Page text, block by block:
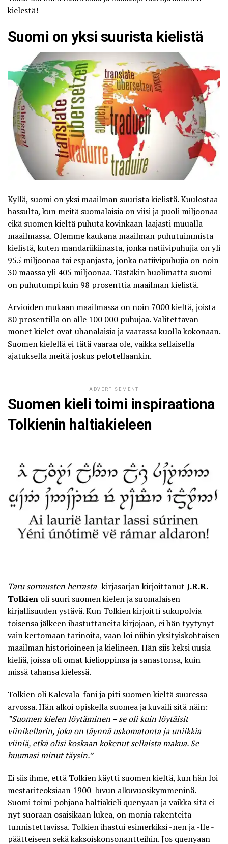
kielestä!
Suomi on yksi suurista kielistä
Kyllä, suomi onyksi maailman suurista kielistä. Kuulostaa
hassulta, kun meitä suomalaisia on viisi ja puoli miljoonaa
eikä suomen kieltä puhuta kovinkaan laajasti muualla
maailmassa. Olemme kaukana maailman puhutuimmista
kielistä, kuten mandariikiinasta, jonka natiivipuhujia on yli
955 miljoonaa tai espanjasta, jonka natiivipuhujia on noin
30 maassa yli 405 miljoonaa. Tästäkin huolimatta suomi
on puhutumpi kuin 98 prosenttia maailman kielistä.
Arvioiden mukaan maailmassa on noin 7000 kieltä, joista
80 prosentilla on alle 100 000 puhujaa. Valitettavan
monet kielet ovat uhanalaisia ja vaarassa kuolla kokonaan.
Suomen kielellä ei tätä vaaraa ole, vaikka sellaisella
ajatuksella meitä joskus pelotellaankin.
ADVERTISEMENT
Suomen kieli toimi inspiraationa
Tolkienin haltiakieleen
Taru sormusten herrasta-kirjasarjan kirjoittanut J.R.R.
Tolkien oli suuri suomen kielen ja suomalaisen
kirjallisuuden ystävä. Kun Tolkien kirjoitti sukupolvia
toisensa jälkeen ihastuttaneita kirjojaan, ei hän tyytynyt
vain kertomaan tarinoita, vaan loi niihin yksityiskohtaisen
maailman historioineen ja kielineen. Hän siis keksi uusia
kieliä, joissa oli omat kielioppinsa ja sanastonsa, kuin
missä tahansa kielessä.
Tolkien oli Kalevala-fani ja piti suomen kieltä suuressa
arvossa. Hän alkoi opiskella suomea ja kuvaili sitä näin:
”Suomen kielen löytäminen – se oli kuin löytäisit
viinikellarin, joka on täynnä uskomatonta ja uniikkia
viiniä, etkä olisi koskaan kokenut sellaista makua. Se
huumasi minut täysin.”
Ei siis ihme, että Tolkien käytti suomen kieltä, kun hän loi
mestariteoksiaan 1900-luvun alkuvuosikymmeninä.
Suomi toimi pohjana haltiakieli quenyaan ja vaikka sitä ei
nyt suoraan osaisikaan lukea, on monia rakenteita
tunnistettavissa. Tolkien ihastui esimerkiksi -nen ja -lle -
päätteiseen sekä kaksoiskonsonantteihin. Jos quenyaan